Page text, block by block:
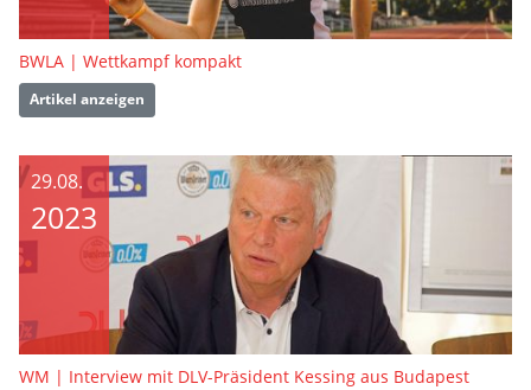
BWLA | Wettkampf kompakt
Artikel anzeigen
29.08.
2023
WM | Interview mit DLV-Präsident Kessing aus Budapest